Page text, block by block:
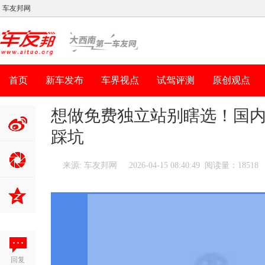
车友邦网
首页 新车发布 车界视点 试驾评测 原创观点
浪微博
回复
想做免费独立站别瞎选！国
踩坑
来源: 车友邦网 2026-04-15 08:40:49 阅读量：18518